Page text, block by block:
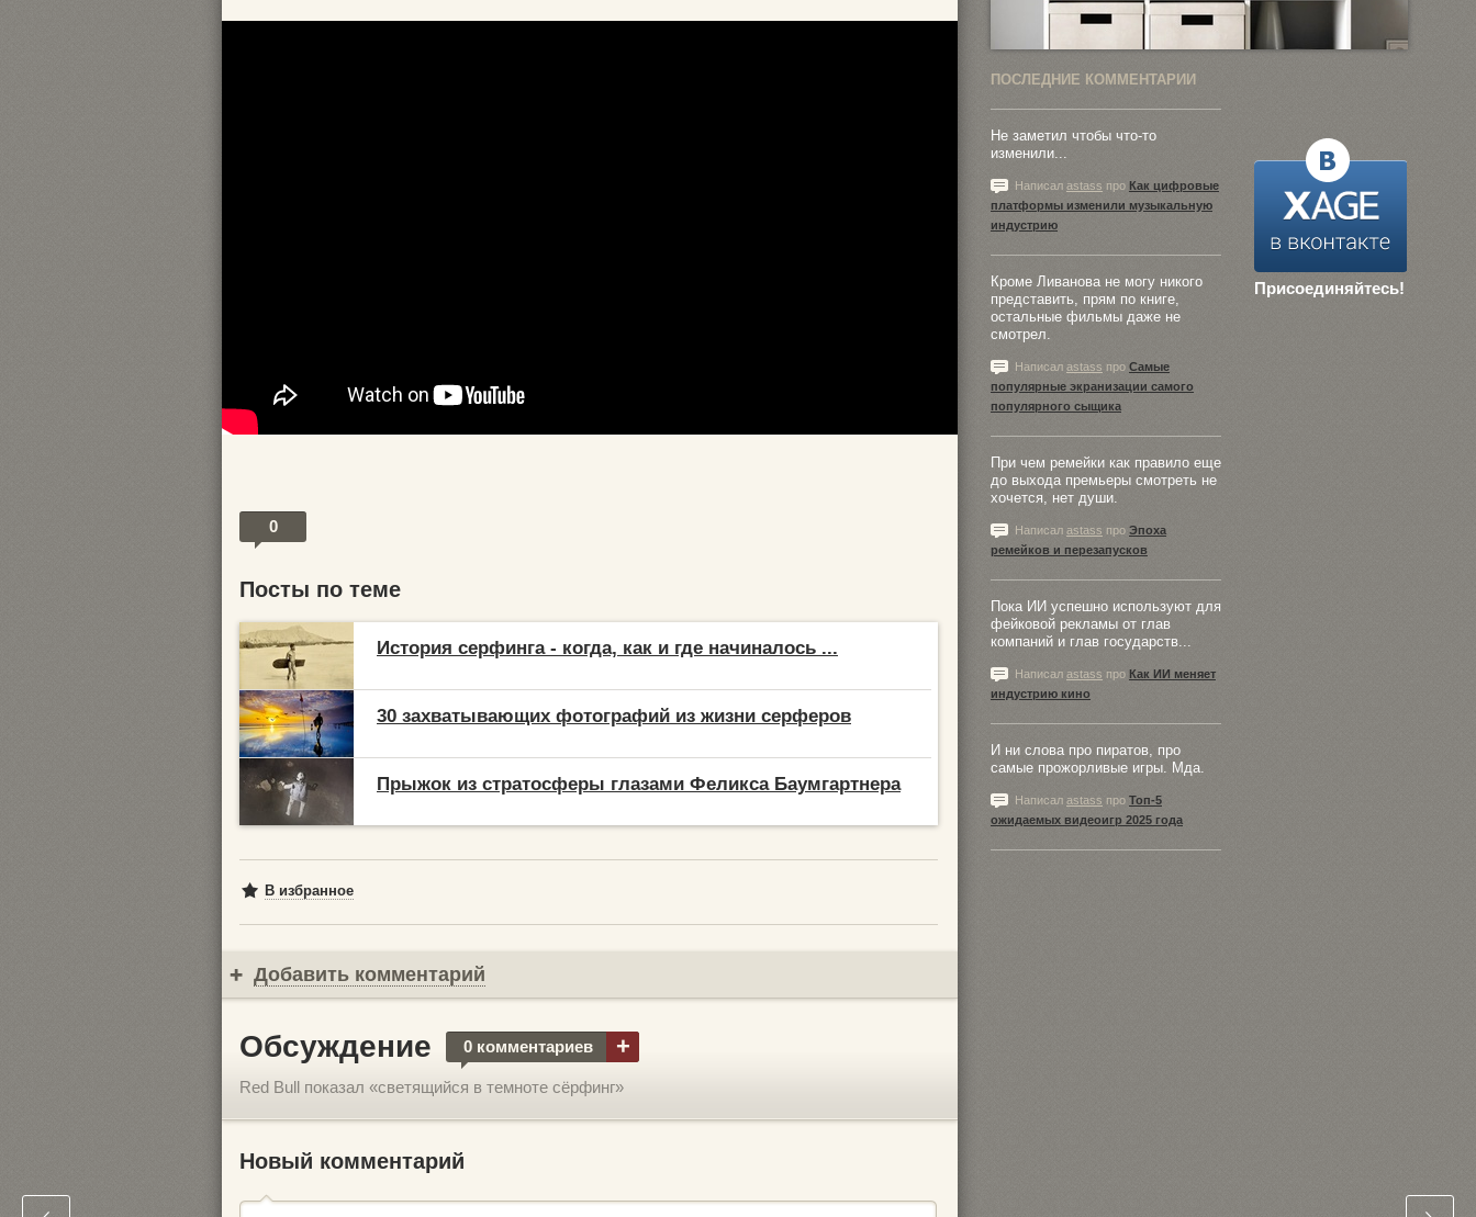
0
Посты по теме
История серфинга - когда, как и где начиналось ...
30 захватывающих фотографий из жизни серферов
Прыжок из стратосферы глазами Феликса Баумгартнера
В избранное
Добавить комментарий
Обсуждение 0 комментариев +
Red Bull показал «светящийся в темноте сёрфинг»
Новый комментарий
ПОСЛЕДНИЕ КОММЕНТАРИИ
Присоединяйтесь!
Не заметил чтобы что-то
изменили...
Написал astass про Как цифровые
платформы изменили музыкальную
индустрию
Кроме Ливанова не могу никого
представить, прям по книге,
остальные фильмы даже не
смотрел.
Написал astass про Самые
популярные экранизации самого
популярного сыщика
При чем ремейки как правило еще
до выхода премьеры смотреть не
хочется, нет души.
Написал astass про Эпоха
ремейков и перезапусков
Пока ИИ успешно используют для
фейковой рекламы от глав
компаний и глав государств...
Написал astass про Как ИИ меняет
индустрию кино
И ни слова про пиратов, про
самые прожорливые игры. Мда.
Написал astass про Топ-5
ожидаемых видеоигр 2025 года